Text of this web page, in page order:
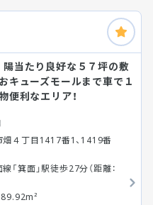
当たり良好な５７坪の敷
キューズモールまで車で１
便利なエリア！
畑４丁目1417番1、1419番
「箕面」駅徒歩27分（距離：